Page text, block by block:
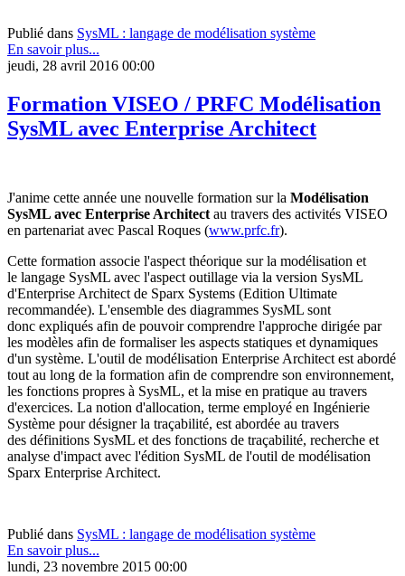
Publié dans SysML : langage de modélisation système
En savoir plus...
jeudi, 28 avril 2016 00:00
Formation VISEO / PRFC Modélisation
SysML avec Enterprise Architect
J'anime cette année une nouvelle formation sur la Modélisation
SysML avec Enterprise Architect au travers des activités VISEO
en partenariat avec Pascal Roques (www.prfc.fr).
Cette formation associe l'aspect théorique sur la modélisation et
le langage SysML avec l'aspect outillage via la version SysML
d'Enterprise Architect de Sparx Systems (Edition Ultimate
recommandée). L'ensemble des diagrammes SysML sont
donc expliqués afin de pouvoir comprendre l'approche dirigée par
les modèles afin de formaliser les aspects statiques et dynamiques
d'un système. L'outil de modélisation Enterprise Architect est abordé
tout au long de la formation afin de comprendre son environnement,
les fonctions propres à SysML, et la mise en pratique au travers
d'exercices. La notion d'allocation, terme employé en Ingénierie
Système pour désigner la traçabilité, est abordée au travers
des définitions SysML et des fonctions de traçabilité, recherche et
analyse d'impact avec l'édition SysML de l'outil de modélisation
Sparx Enterprise Architect.
Publié dans SysML : langage de modélisation système
En savoir plus...
lundi, 23 novembre 2015 00:00